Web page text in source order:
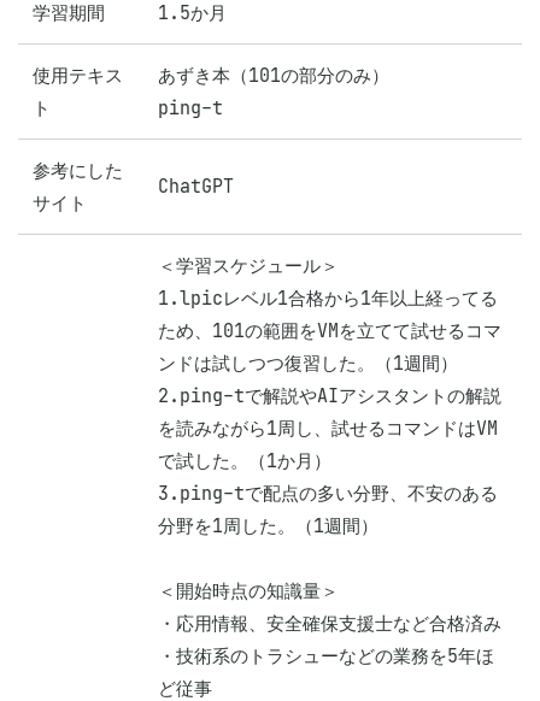
学習期間 1.5か月
使用テキス
ト
あずき本（101の部分のみ）
ping-t
参考にした
サイト
ChatGPT
＜学習スケジュール＞
1.lpicレベル1合格から1年以上経ってる
ため、101の範囲をVMを立てて試せるコマ
ンドは試しつつ復習した。（1週間）
2.ping-tで解説やAIアシスタントの解説
を読みながら1周し、試せるコマンドはVM
で試した。（1か月）
3.ping-tで配点の多い分野、不安のある
分野を1周した。（1週間）
＜開始時点の知識量＞
・応用情報、安全確保支援士など合格済み
・技術系のトラシューなどの業務を5年ほ
ど従事